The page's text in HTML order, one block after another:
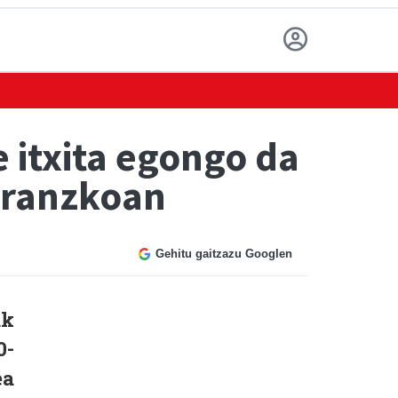
itxita egongo da
Gehitu gaitzazu Googlen